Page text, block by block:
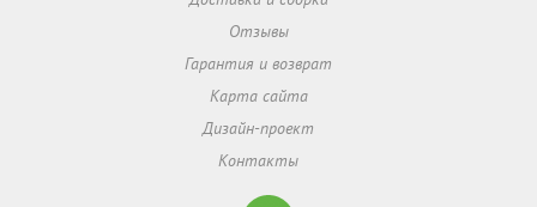
Отзывы
Гарантия и возврат
Карта сайта
Дизайн-проект
Контакты